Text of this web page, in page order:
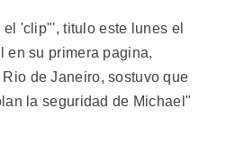
'clip"', titulo este lunes el
en su primera pagina,
de Janeiro, sostuvo que
la seguridad de Michael"